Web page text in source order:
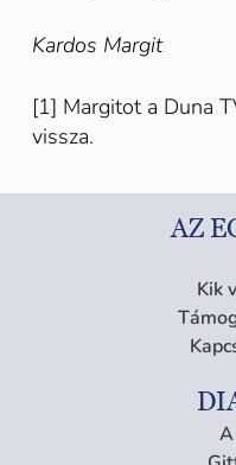
Kardos Margit
[1] Margitot a Duna
vissza.
AZ
Kik